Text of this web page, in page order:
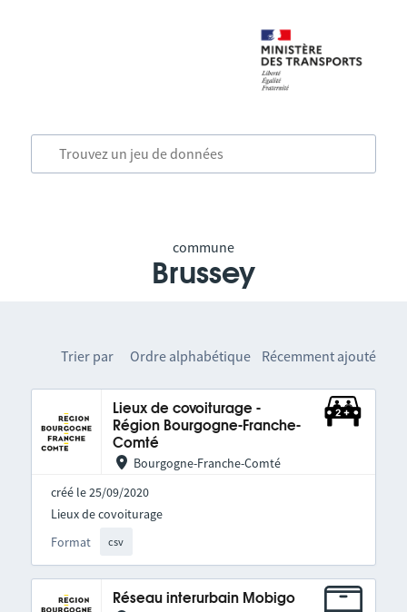
commune
Brussey
Trier par Ordre alphabétique Récemment ajouté
Lieux de covoiturage -
Région Bourgogne-Franche-
Comté
Bourgogne-Franche-Comté
créé le 25/09/2020
Format csv
Lieux de covoiturage
Réseau interurbain Mobigo